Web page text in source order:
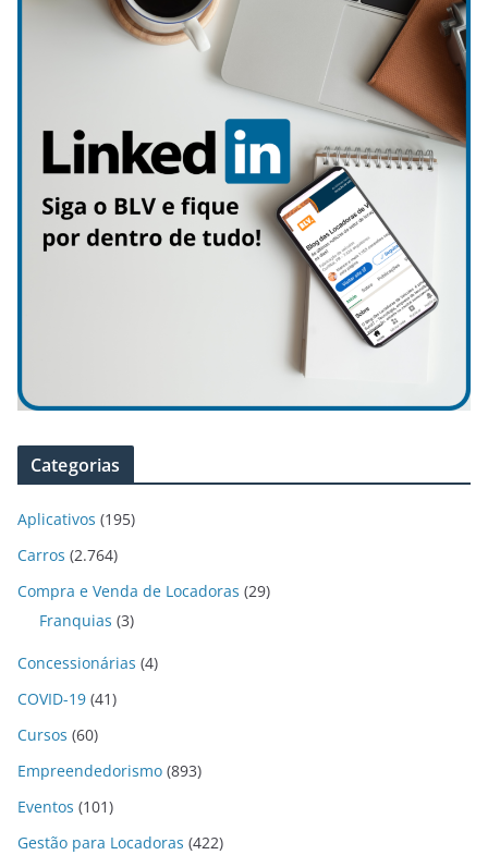
Categorias
Aplicativos (195)
Carros (2.764)
Compra e Venda de Locadoras (29)
Franquias (3)
Concessionárias (4)
COVID-19 (41)
Cursos (60)
Empreendedorismo (893)
Eventos (101)
Gestão para Locadoras (422)